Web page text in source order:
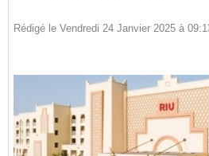
Rédigé le Vendredi 24 Janvier 2025 à